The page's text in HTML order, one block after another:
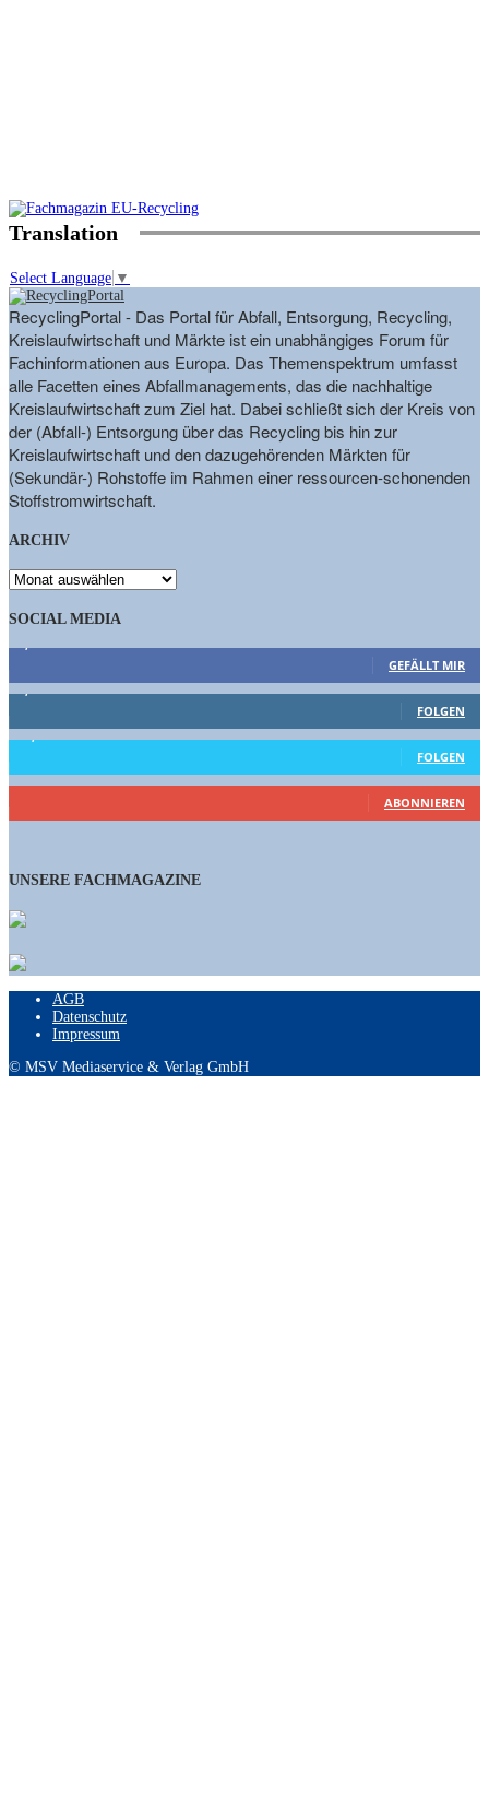
Translation
Select Language ▼
RecyclingPortal - Das Portal für Abfall, Entsorgung, Recycling,
Kreislaufwirtschaft und Märkte ist ein unabhängiges Forum für
Fachinformationen aus Europa. Das Themenspektrum umfasst
alle Facetten eines Abfallmanagements, das die nachhaltige
Kreislaufwirtschaft zum Ziel hat. Dabei schließt sich der Kreis von
der (Abfall-) Entsorgung über das Recycling bis hin zur
Kreislaufwirtschaft und den dazugehörenden Märkten für
(Sekundär-) Rohstoffe im Rahmen einer ressourcen-schonenden
Stoffstromwirtschaft.
ARCHIV
ARCHIV
SOCIAL MEDIA
GEFÄLLT MIR
FOLGEN
FOLGEN
ABONNIEREN
UNSERE FACHMAGAZINE
AGB
Datenschutz
Impressum
© MSV Mediaservice & Verlag GmbH